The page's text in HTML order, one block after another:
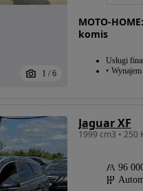
1 / 6
MOTO-
komis
Usługi
Jaguar XF
96